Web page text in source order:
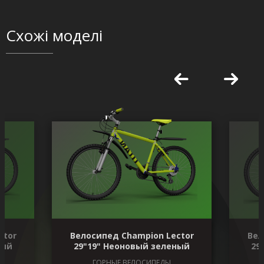
Схожі моделі
Велосипед Champion Lector
29"19" Неоновый зеленый